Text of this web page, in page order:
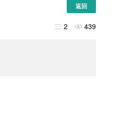
返回
 2  439